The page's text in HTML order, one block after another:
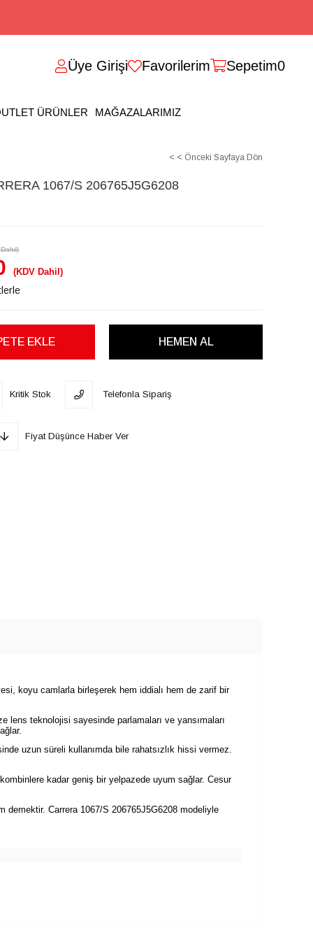
Üye Girişi Favorilerim Sepetim0
ÜRÜNLER MAĞAZALARIMIZ
< < Önceki Sayfaya Dön
1067/S 206765J5G6208
(KDV Dahil)
Kritik Stok Telefonla Sipariş
Fiyat Düşünce Haber Ver
koyu camlarla birleşerek hem iddialı hem de zarif bir
lens teknolojisi sayesinde parlamaları ve yansımaları
uzun süreli kullanımda bile rahatsızlık hissi vermez.
kadar geniş bir yelpazede uyum sağlar. Cesur
demektir. Carrera 1067/S 206765J5G6208 modeliyle